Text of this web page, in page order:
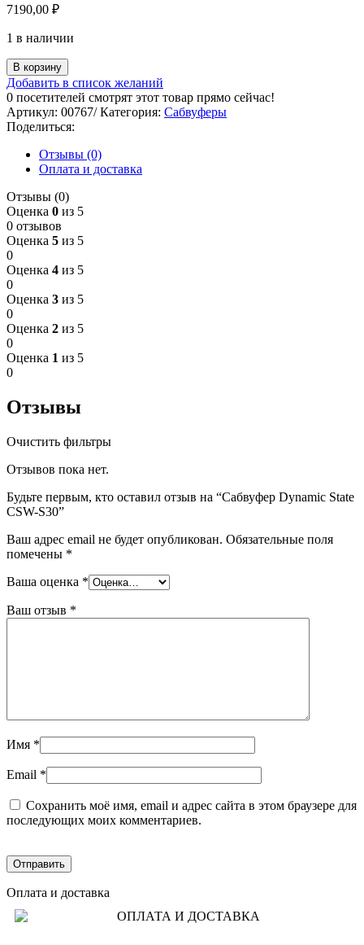
7190,00 ₽
1 в наличии
В корзину
Добавить в список желаний
0 посетителей смотрят этот товар прямо сейчас!
Артикул: 00767/Категория: Сабвуферы
Поделиться:
Отзывы (0)
Оплата и доставка
Отзывы (0)
Оценка 0 из 5
0 отзывов
Оценка 5 из 5
0
Оценка 4 из 5
0
Оценка 3 из 5
0
Оценка 2 из 5
0
Оценка 1 из 5
0
Отзывы
Очистить фильтры
Отзывов пока нет.
Будьте первым, кто оставил отзыв на “Сабвуфер Dynamic State
CSW-S30”
Ваш адрес email не будет опубликован. Обязательные поля
помечены *
Ваша оценка *
Ваш отзыв *
Имя *
Email *
Сохранить моё имя, email и адрес сайта в этом браузере для
последующих моих комментариев.
Оплата и доставка